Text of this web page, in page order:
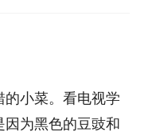
小菜。看电视学
为黑色的豆豉和